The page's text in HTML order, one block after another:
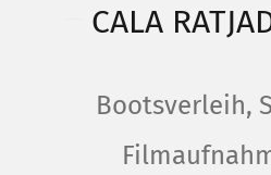
CALA
Bootsverleih,